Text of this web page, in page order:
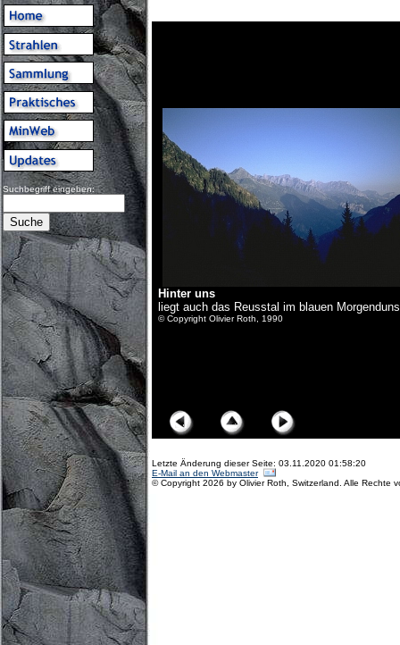
Suchbegriff eingeben:
Hinter uns
liegt auch das Reusstal im blauen
© Copyright Olivier Roth, 1990
Letzte Änderung dieser Seite: 03.11.2020 01:58:20
E-Mail an den Webmaster
© Copyright 2026 by Olivier Roth, Switzerland. Alle Rechte